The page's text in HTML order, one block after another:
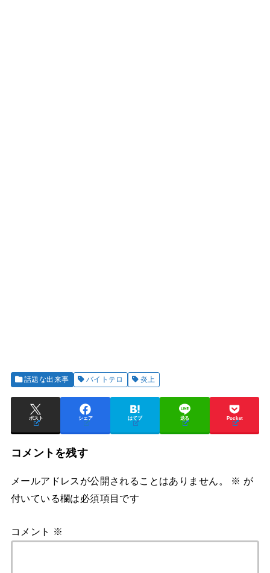
話題な出来事 バイトテロ 炎上
ポスト シェア はてブ 送る Pocket
コメントを残す
メールアドレスが公開されることはありません。 ※ が
付いている欄は必須項目です
コメント ※